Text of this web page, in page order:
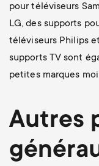
pour téléviseurs
LG, des supports
téléviseurs Philips
supports TV sont
petites marques
Autres